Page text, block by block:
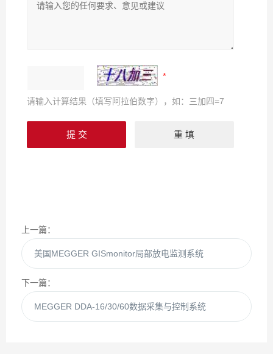
请输入计算结果（填写阿拉伯数字），如：三加四=7
上一篇：
美国MEGGER GISmonitor局部放电监测系统
下一篇：
MEGGER DDA-16/30/60数据采集与控制系统